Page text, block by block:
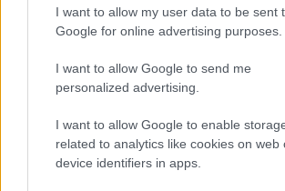
I want to allow my user data to be sent
Google for online advertising purposes.
I want to allow Google to send me
personalized advertising.
I want to allow Google to enable
related to analytics like cookies on web
device identifiers in apps.
hevítjük az egészet. Maximum egy-
főzzük közepes tűzön, általában
Ez függ a paradicsomok
elvégezni. Közben körkörösen
fontos, hogy az ízek, aromák gyorsan
fel és járják át a paradicsomokat, de
szétfőjön, megnyomódjon. Szépen,